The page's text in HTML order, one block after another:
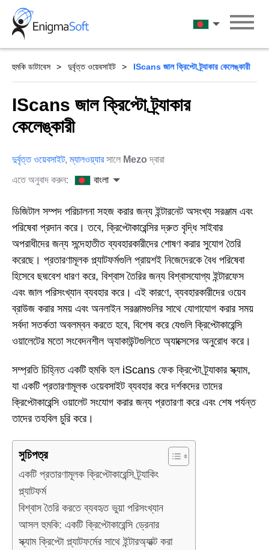
Skip
content
বাংলা
হুমকি ডাটাবেস দুর্বৃত্ত ওয়েবসাইট IScans জাল ক্রিপ্টো ট্র্যাকার কেলেঙ্কারী
IScans জাল ক্রিপ্টো ট্র্যাকার
কেলেঙ্কারী
দুর্বৃত্ত ওয়েবসাইট,ম্যালওয়্যারসালে Mezo দ্বারা
এতে অনুবাদ করুন:
বাংলা
ডিজিটাল সম্পদ পরিচালনা সহজ করার জন্য ইন্টারনেট অসংখ্য সরঞ্জাম এবং
পরিষেবা প্রদান করে। তবে, ক্রিপ্টোকারেন্সির দ্রুত বৃদ্ধি সাইবার
অপরাধীদের জন্য সন্দেহাতীত ব্যবহারকারীদের শোষণ করার সুযোগ তৈরি
করেছে। প্রতারণামূলক প্ল্যাটফর্মগুলি প্রায়শই নিজেদেরকে বৈধ পরিষেবা
হিসেবে ছদ্মবেশ ধারণ করে, বিশ্বাস তৈরির জন্য বিশ্বাসযোগ্য ইন্টারফেস
এবং জাল পরিসংখ্যান ব্যবহার করে। এই কারণে, ব্যবহারকারীদের ওয়েব
ব্রাউজ করার সময় এবং অনলাইন সরঞ্জামগুলির সাথে যোগাযোগ করার সময়
সর্বদা সতর্কতা অবলম্বন করতে হবে, বিশেষ করে যেগুলি ক্রিপ্টোকারেন্সি
ওয়ালেটের মতো সংবেদনশীল অ্যাকাউন্টগুলিতে অ্যাক্সেসের অনুরোধ করে।
সম্প্রতি চিহ্নিত একটি হুমকি হল iScans ফেক ক্রিপ্টো ট্র্যাকার স্ক্যাম,
যা একটি প্রতারণামূলক ওয়েবসাইট ব্যবহার করে দর্শকদের তাদের
ক্রিপ্টোকারেন্সি ওয়ালেট সংযোগ করার জন্য প্রতারণা করে এবং শেষ পর্যন্ত
তাদের তহবিল চুরি করে।
সুচিপত্র
একটি প্রতারণামূলক ক্রিপ্টোকারেন্সি ট্র্যাকিং
প্ল্যাটফর্ম
বিশ্বাস তৈরি করতে ব্যবহৃত ভুয়া পরিসংখ্যান
আসল হুমকি: একটি ক্রিপ্টোকারেন্সি ড্রেনার
স্ক্যাম ক্রিপ্টো প্ল্যাটফর্মের সাথে ইন্টারঅ্যাক্ট করা